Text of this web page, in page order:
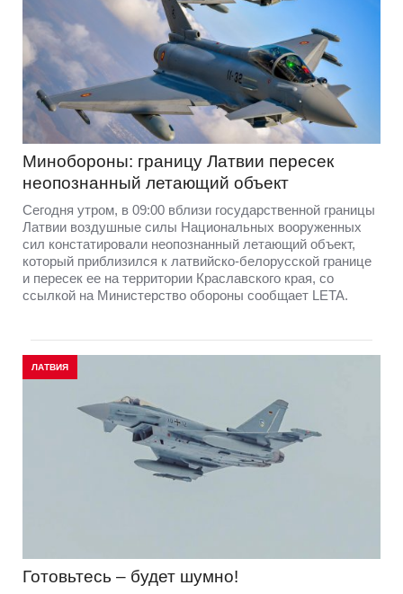
Минобороны: границу Латвии пересек
неопознанный летающий объект
Сегодня утром, в 09:00 вблизи государственной границы
Латвии воздушные силы Национальных вооруженных
сил констатировали неопознанный летающий объект,
который приблизился к латвийско-белорусской границе
и пересек ее на территории Краславского края, со
ссылкой на Министерство обороны сообщает LETA.
ЛАТВИЯ
Готовьтесь – будет шумно!